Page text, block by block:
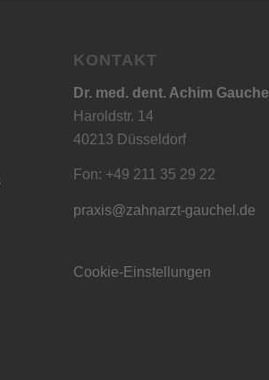
KONTAKT
Dr. med. dent. Achim Gauchel
Haroldstr. 14
40213 Düsseldorf
Fon: +49 211 35 29 22
praxis@zahnarzt-gauchel.de
Cookie-Einstellungen